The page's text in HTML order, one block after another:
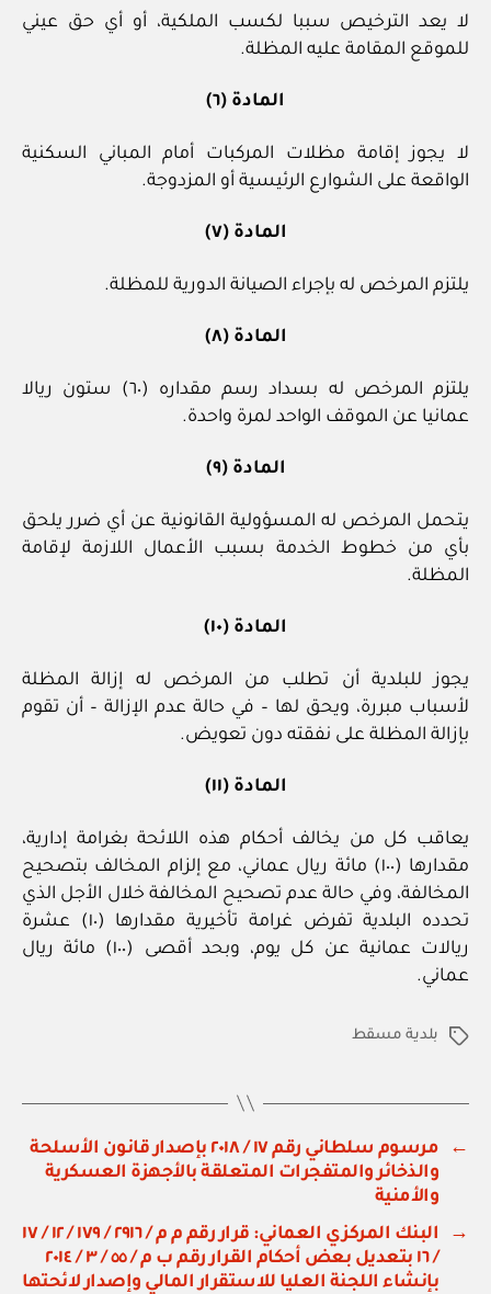
لا يعد الترخيص سببا لكسب الملكية، أو أي حق عيني
للموقع المقامة عليه المظلة.
المادة (٦)
لا يجوز إقامة مظلات المركبات أمام المباني السكنية
الواقعة على الشوارع الرئيسية أو المزدوجة.
المادة (٧)
يلتزم المرخص له بإجراء الصيانة الدورية للمظلة.
المادة (٨)
يلتزم المرخص له بسداد رسم مقداره (٦٠) ستون ريالا
عمانيا عن الموقف الواحد لمرة واحدة.
المادة (٩)
يتحمل المرخص له المسؤولية القانونية عن أي ضرر يلحق
بأي من خطوط الخدمة بسبب الأعمال اللازمة لإقامة
المظلة.
المادة (١٠)
يجوز للبلدية أن تطلب من المرخص له إزالة المظلة
لأسباب مبررة، ويحق لها – في حالة عدم الإزالة – أن تقوم
بإزالة المظلة على نفقته دون تعويض.
المادة (١١)
يعاقب كل من يخالف أحكام هذه اللائحة بغرامة إدارية،
مقدارها (١٠٠) مائة ريال عماني، مع إلزام المخالف بتصحيح
المخالفة، وفي حالة عدم تصحيح المخالفة خلال الأجل الذي
تحدده البلدية تفرض غرامة تأخيرية مقدارها (١٠) عشرة
ريالات عمانية عن كل يوم، وبحد أقصى (١٠٠) مائة ريال
عماني.
الوسومبلدية مسقط
←
مرسوم سلطاني رقم ١٧ / ٢٠١٨ بإصدار قانون الأسلحة
والذخائر والمتفجرات المتعلقة بالأجهزة العسكرية
والأمنية
→
البنك المركزي العماني: قرار رقم م م / ٢٩١٦ / ١٧٩ / ١٢ / ١٧
/ ١٦ بتعديل بعض أحكام القرار رقم ب م / ٥٥ / ٣ / ٢٠١٤
بإنشاء اللجنة العليا للاستقرار المالي وإصدار لائحتها